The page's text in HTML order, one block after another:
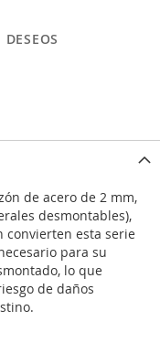
de acero de 2 mm,
desmontables),
convierten esta serie
para su
lo que
de daños